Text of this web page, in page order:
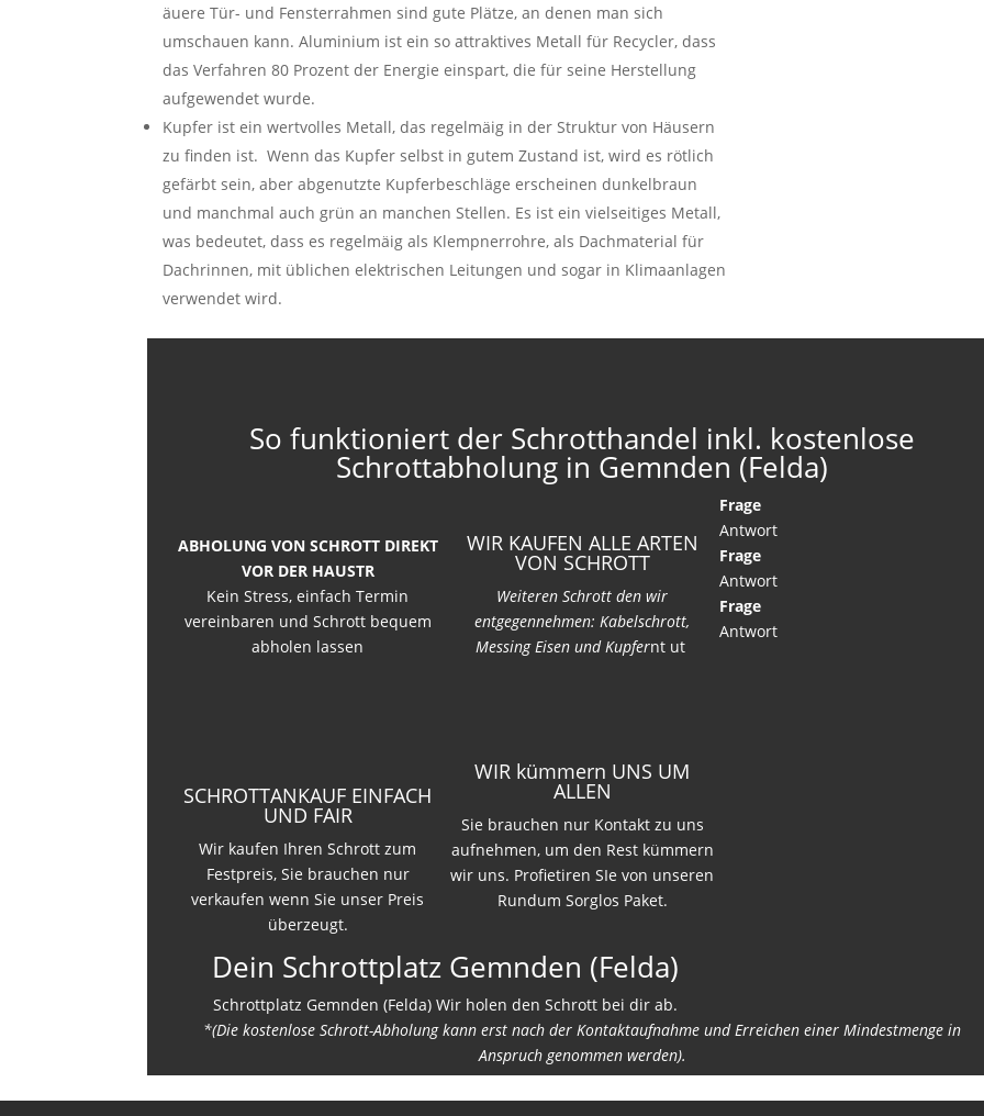
äuere Tür- und Fensterrahmen sind gute Plätze, an denen man sich
umschauen kann. Aluminium ist ein so attraktives Metall für Recycler, dass
das Verfahren 80 Prozent der Energie einspart, die für seine Herstellung
aufgewendet wurde.
Kupfer ist ein wertvolles Metall, das regelmäig in der Struktur von Häusern
zu finden ist. Wenn das Kupfer selbst in gutem Zustand ist, wird es rötlich
gefärbt sein, aber abgenutzte Kupferbeschläge erscheinen dunkelbraun
und manchmal auch grün an manchen Stellen. Es ist ein vielseitiges Metall,
was bedeutet, dass es regelmäig als Klempnerrohre, als Dachmaterial für
Dachrinnen, mit üblichen elektrischen Leitungen und sogar in Klimaanlagen
verwendet wird.
So funktioniert der Schrotthandel inkl. kostenlose
Schrottabholung in Gemnden (Felda)
ABHOLUNG VON SCHROTT DIREKT
VOR DER HAUSTR
Kein Stress, einfach Termin
vereinbaren und Schrott bequem
abholen lassen
SCHROTTANKAUF EINFACH
UND FAIR
Wir kaufen Ihren Schrott zum
Festpreis, Sie brauchen nur
verkaufen wenn Sie unser Preis
überzeugt.
WIR KAUFEN ALLE ARTEN
VON SCHROTT
Weiteren Schrott den wir
entgegennehmen: Kabelschrott,
Messing Eisen und Kupfernt ut
WIR kümmern UNS UM
ALLEN
Sie brauchen nur Kontakt zu uns
aufnehmen, um den Rest kümmern
wir uns. Profietiren SIe von unseren
Rundum Sorglos Paket.
Dein Schrottplatz Gemnden (Felda)
Schrottplatz Gemnden (Felda) Wir holen den Schrott bei dir ab.
Frage
Antwort
Frage
Antwort
Frage
Antwort
*(Die kostenlose Schrott-Abholung kann erst nach der Kontaktaufnahme und Erreichen einer Mindestmenge in
Anspruch genommen werden).